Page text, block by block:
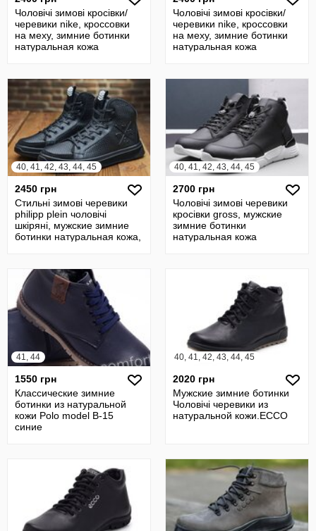
Чоловічі зимові кросівки/
черевики nike, кроссовки
на меху, зимние ботинки
натуральная кожа
Чоловічі зимові кросівки/
черевики nike, кроссовки
на меху, зимние ботинки
натуральная кожа
40, 41, 42, 43, 44, 45
2450 грн
Стильні зимові черевики
philipp plein чоловічі
шкіряні, мужские зимние
ботинки натуральная кожа,
40, 41, 42, 43, 44, 45
2700 грн
Чоловічі зимові черевики
кросівки gross, мужские
зимние ботинки
натуральная кожа
41, 44
1550 грн
Классические зимние
ботинки из натуральной
кожи Polo model B-15
синие
40, 41, 42, 43, 44, 45
2020 грн
Мужские зимние ботинки
Чоловічі черевики из
натуральной кожи.ECCO